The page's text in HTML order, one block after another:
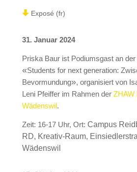
Exposé (fr)
31. Januar 2024
Priska Baur ist Podiumsgast an
«Students for next generation:
Bevormundung», organisiert von
Leni Pfeiffer im Rahmen der ZHAW
Wädenswil.
Zeit: 16-17 Uhr, Ort: Campus
RD, Kreativ-Raum,
Wädenswil